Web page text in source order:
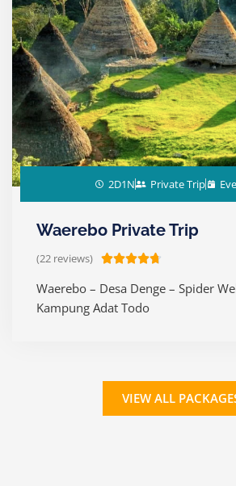
f
5
2D1N Private Trip
Waerebo Private Trip
(22 reviews) 
t
7
Waerebo – Desa Denge – Spider
Kampung Adat Todo
VIEW ALL